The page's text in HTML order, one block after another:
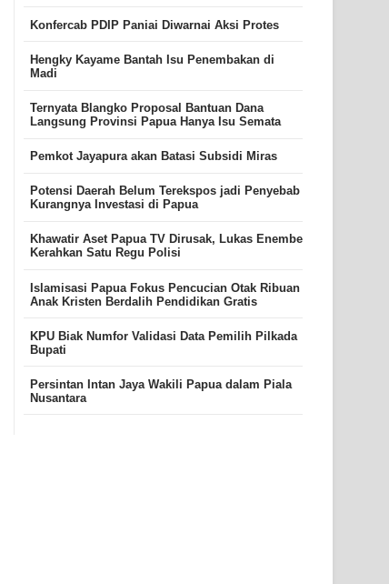
Konfercab PDIP Paniai Diwarnai Aksi Protes
Hengky Kayame Bantah Isu Penembakan di
Madi
Ternyata Blangko Proposal Bantuan Dana
Langsung Provinsi Papua Hanya Isu Semata
Pemkot Jayapura akan Batasi Subsidi Miras
Potensi Daerah Belum Terekspos jadi Penyebab
Kurangnya Investasi di Papua
Khawatir Aset Papua TV Dirusak, Lukas Enembe
Kerahkan Satu Regu Polisi
Islamisasi Papua Fokus Pencucian Otak Ribuan
Anak Kristen Berdalih Pendidikan Gratis
KPU Biak Numfor Validasi Data Pemilih Pilkada
Bupati
Persintan Intan Jaya Wakili Papua dalam Piala
Nusantara